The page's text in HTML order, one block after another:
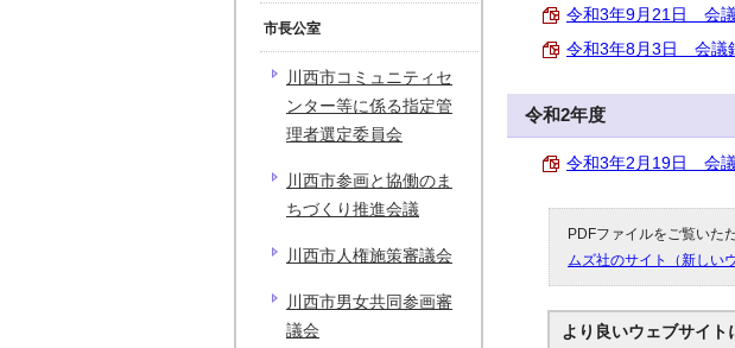
令和3年9月21日 会議
令和3年8月3日 会議
令和2年度
令和3年2月19日 会議
PDFファイルをご覧いた
ムズ社のサイト（新しい
より良いウェブサイト
市長公室
川西市コミュニティセ
ンター等に係る指定管
理者選定委員会
川西市参画と協働のま
ちづくり推進会議
川西市人権施策審議会
川西市男女共同参画審
議会